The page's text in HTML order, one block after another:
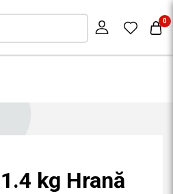
0
kg Hrană